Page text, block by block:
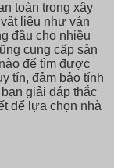
toàn trong xây
liệu như ván
đầu cho nhiều
cung cấp sản
để tìm được
tín, đảm bảo tính
giải đáp thắc
để lựa chọn nhà